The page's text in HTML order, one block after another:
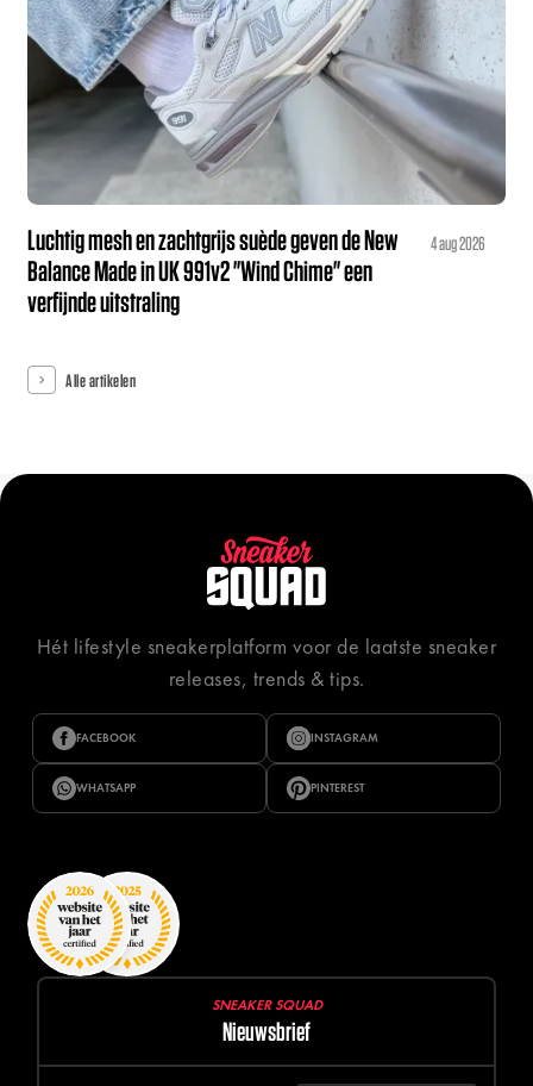
Luchtig mesh en zachtgrijs suède geven de New
Balance Made in UK 991v2 "Wind Chime" een
verfijnde uitstraling
4 aug 2026
Alle artikelen
Hét lifestyle sneakerplatform voor de laatste sneaker
releases, trends & tips.
FACEBOOK INSTAGRAM
WHATSAPP PINTEREST
SNEAKER SQUAD
Nieuwsbrief